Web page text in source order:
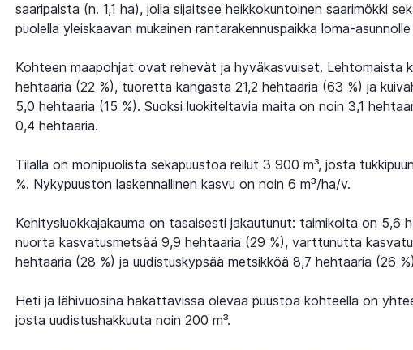
saaripalsta (n. 1,1 ha), jolla sijaitsee heikkokuntoinen saarimökki
puolella yleiskaavan mukainen rantarakennuspaikka loma-
Kohteen maapohjat ovat rehevät ja hyväkasvuiset. Lehtomaista
hehtaaria (22 %), tuoretta kangasta 21,2 hehtaaria (63 %) ja
5,0 hehtaaria (15 %). Suoksi luokiteltavia maita on noin 3,1
0,4 hehtaaria.
Tilalla on monipuolista sekapuustoa reilut 3 900 m³, josta
%. Nykypuuston laskennallinen kasvu on noin 6 m³/ha/v.
Kehitysluokkajakauma on tasaisesti jakautunut: taimikoita on 5,6
nuorta kasvatusmetsää 9,9 hehtaaria (29 %), varttunutta
hehtaaria (28 %) ja uudistuskypsää metsikköä 8,7 hehtaaria (26
Heti ja lähivuosina hakattavissa olevaa puustoa kohteella on
josta uudistushakkuuta noin 200 m³.